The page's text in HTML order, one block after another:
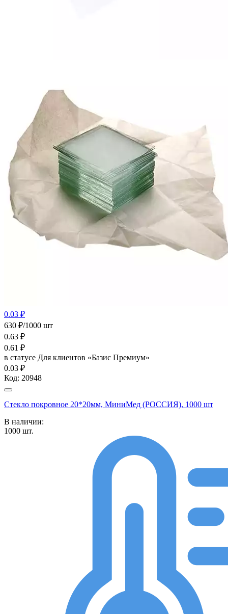
0.03 ₽
630 ₽/1000 шт
0.63 ₽
0.61 ₽
в статусе Для клиентов «Базис Премиум»
0.03 ₽
Код: 20948
Стекло покровное 20*20мм, МиниМед (РОССИЯ), 1000 шт
В наличии:
1000 шт.